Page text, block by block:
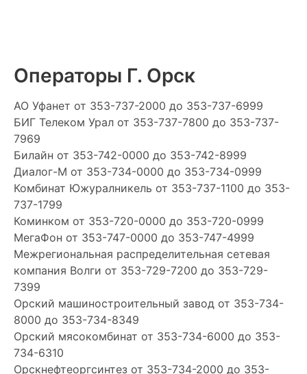
Операторы Г. Орск
АО Уфанет от 353-737-2000 до 353-737-6999
БИГ Телеком Урал от 353-737-7800 до 353-737-
7969
Билайн от 353-742-0000 до 353-742-8999
Диалог-М от 353-734-0000 до 353-734-0999
Комбинат Южуралникель от 353-737-1100 до 353-
737-1799
Коминком от 353-720-0000 до 353-720-0999
МегаФон от 353-747-0000 до 353-747-4999
Межрегиональная распределительная сетевая
компания Волги от 353-729-7200 до 353-729-
7399
Орский машиностроительный завод от 353-734-
8000 до 353-734-8349
Орский мясокомбинат от 353-734-6000 до 353-
734-6310
Орскнефтеоргсинтез от 353-734-2000 до 353-